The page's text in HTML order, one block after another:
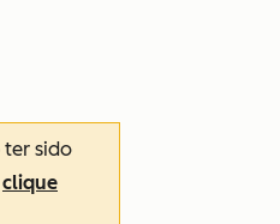
ter sido
clique